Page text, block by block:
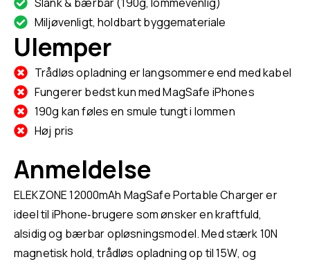
Miljøvenligt, holdbart byggemateriale
Ulemper
Trådløs opladning er langsommere end med kabel
Fungerer bedst kun med MagSafe iPhones
190g kan føles en smule tungt i lommen
Høj pris
Anmeldelse
ELEKZONE 12000mAh MagSafe Portable Charger er
ideel til iPhone‑brugere som ønsker en kraftfuld,
alsidig og bærbar opløsningsmodel. Med stærk 10N
magnetisk hold, trådløs opladning op til 15W, og